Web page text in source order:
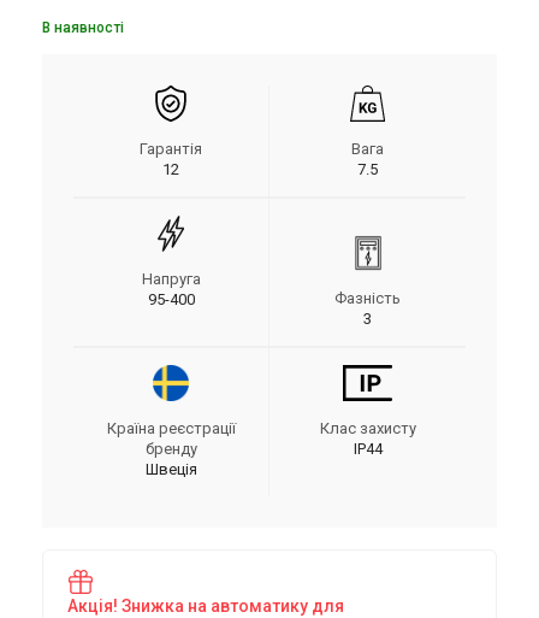
В наявності
Гарантія
12
Вага
7.5
Напруга
95-400
Фазність
3
Країна реєстрації
бренду
Швеція
Клас захисту
IP44
Акція! Знижка на автоматику для